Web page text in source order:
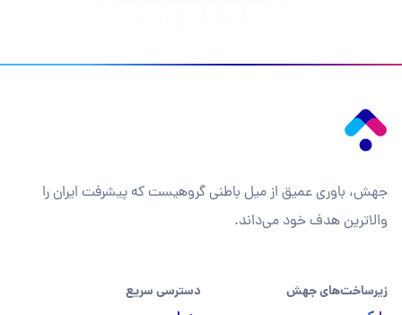
جهش، باوری عمیق از میل باطنی گروهیست که پیشرفت ایران را
والاترین هدف خود می‌داند.
زیرساخت‌های جهش دسترسی سریع